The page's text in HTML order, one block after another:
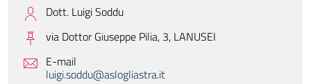
Dott. Luigi Soddu
via Dottor Giuseppe Pilia, 3, LANUSEI
E-mail
luigi.soddu@aslogliastra.it